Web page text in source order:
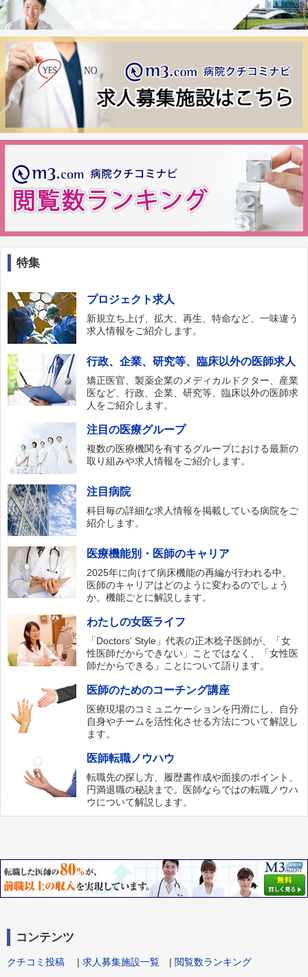
特集
プロジェクト求人
新規立ち上げ、拡大、再生、特命など、一味違う
求人情報をご紹介します。
行政、企業、研究等、臨床以外の医師求人
矯正医官、製薬企業のメディカルドクター、産業
医など、行政、企業、研究等、臨床以外の医師求
人をご紹介します。
注目の医療グループ
複数の医療機関を有するグループにおける最新の
取り組みや求人情報をご紹介します。
注目病院
科目毎の詳細な求人情報を掲載している病院をご
紹介します。
医療機能別・医師のキャリア
2025年に向けて病床機能の再編が行われる中、
医師のキャリアはどのように変わるのでしょう
か。機能ごとに解説します。
わたしの女医ライフ
「Doctors‘ Style」代表の正木稔子医師が、「女
性医師だからできない」ことではなく、「女性医
師だからできる」ことについて語ります。
医師のためのコーチング講座
医療現場のコミュニケーションを円滑にし、自分
自身やチームを活性化させる方法について解説し
ます。
医師転職ノウハウ
転職先の探し方、履歴書作成や面接のポイント、
円満退職の秘訣まで。医師ならではの転職ノウハ
ウについて解説します。
コンテンツ
クチコミ投稿 | 求人募集施設一覧 | 閲覧数ランキング